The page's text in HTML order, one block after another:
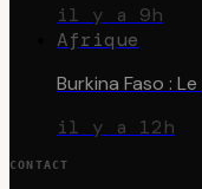
il y a 9h
Afrique
Burkina Faso :
il y a 12h
CONTACT